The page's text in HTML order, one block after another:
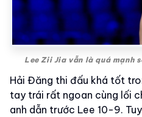
Lee Zii Jia vẫn là quá mạnh
Hải Đăng thi đấu khá tốt
tay trái rất ngoan cùng lối
anh dẫn trước Lee 10-9.